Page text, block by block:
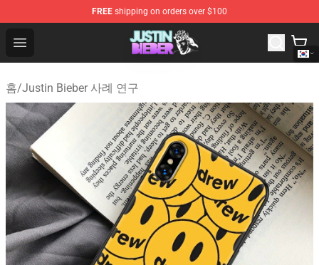
FREE shipping on orders over $100
Open menu
Justin Bieber Store - Official Justin Bieber Merchandise
홈/Justin Bieber 사례 연구